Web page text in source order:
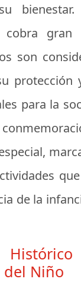
cobra gran
son
protección
para la
de la
del Niño